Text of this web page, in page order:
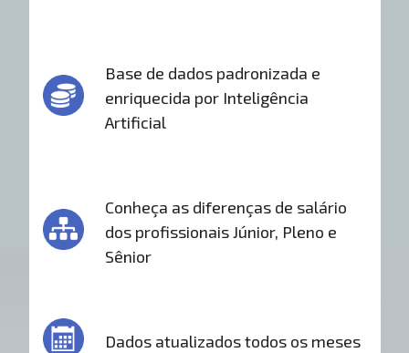
Base de dados padronizada e
enriquecida por Inteligência
Artificial
Conheça as diferenças de salário
dos profissionais Júnior, Pleno e
Sênior
Dados atualizados todos os meses